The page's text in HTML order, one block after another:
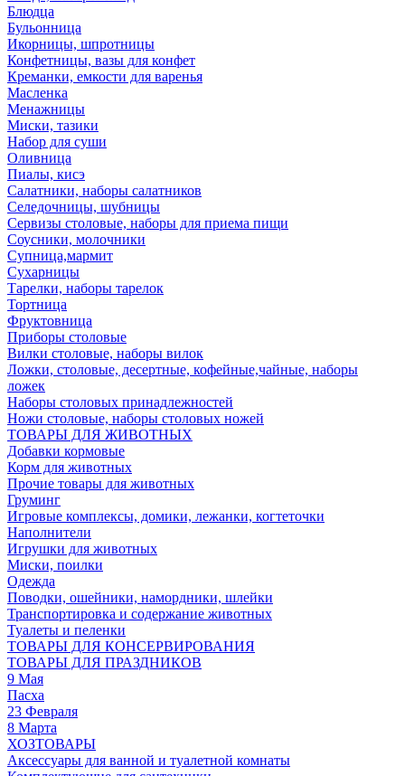
Блюдца
Бульонница
Икорницы, шпротницы
Конфетницы, вазы для конфет
Креманки, емкости для варенья
Масленка
Менажницы
Миски, тазики
Набор для суши
Оливница
Пиалы, кисэ
Салатники, наборы салатников
Селедочницы, шубницы
Сервизы столовые, наборы для приема пищи
Соусники, молочники
Супница,мармит
Сухарницы
Тарелки, наборы тарелок
Тортница
Фруктовница
Приборы столовые
Вилки столовые, наборы вилок
Ложки, столовые, десертные, кофейные,чайные, наборы
ложек
Наборы столовых принадлежностей
Ножи столовые, наборы столовых ножей
ТОВАРЫ ДЛЯ ЖИВОТНЫХ
Добавки кормовые
Корм для животных
Прочие товары для животных
Груминг
Игровые комплексы, домики, лежанки, когтеточки
Наполнители
Игрушки для животных
Миски, поилки
Одежда
Поводки, ошейники, намордники, шлейки
Транспортировка и содержание животных
Туалеты и пеленки
ТОВАРЫ ДЛЯ КОНСЕРВИРОВАНИЯ
ТОВАРЫ ДЛЯ ПРАЗДНИКОВ
9 Мая
Пасха
23 Февраля
8 Марта
ХОЗТОВАРЫ
Аксессуары для ванной и туалетной комнаты